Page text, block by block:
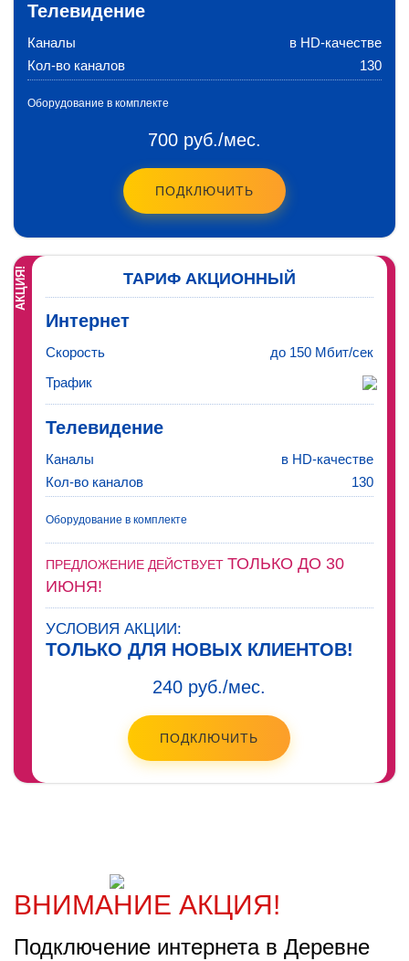
Телевидение
Каналы
в HD-качестве
Кол-во каналов
130
Оборудование в комплекте
700 руб./мес.
ПОДКЛЮЧИТЬ
АКЦИЯ! ТАРИФ АКЦИОННЫЙ
Интернет
Скорость
до 150 Мбит/сек
Трафик
Телевидение
Каналы
в HD-качестве
Кол-во каналов
130
Оборудование в комплекте
ПРЕДЛОЖЕНИЕ ДЕЙСТВУЕТ ТОЛЬКО ДО 30
ИЮНЯ!
УСЛОВИЯ АКЦИИ:
ТОЛЬКО ДЛЯ НОВЫХ КЛИЕНТОВ!
240 руб./мес.
ПОДКЛЮЧИТЬ
ВНИМАНИЕ АКЦИЯ!
Подключение интернета в Деревне